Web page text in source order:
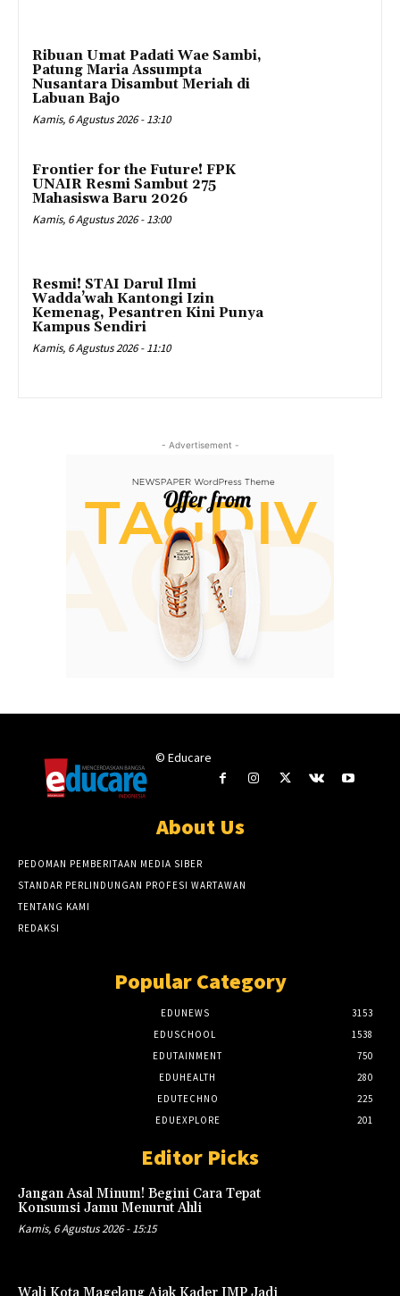
Ribuan Umat Padati Wae Sambi,
Patung Maria Assumpta
Nusantara Disambut Meriah di
Labuan Bajo
Kamis, 6 Agustus 2026 - 13:10
Frontier for the Future! FPK
UNAIR Resmi Sambut 275
Mahasiswa Baru 2026
Kamis, 6 Agustus 2026 - 13:00
Resmi! STAI Darul Ilmi
Wadda’wah Kantongi Izin
Kemenag, Pesantren Kini Punya
Kampus Sendiri
Kamis, 6 Agustus 2026 - 11:10
- Advertisement -
© Educare
About Us
PEDOMAN PEMBERITAAN MEDIA SIBER
STANDAR PERLINDUNGAN PROFESI WARTAWAN
TENTANG KAMI
REDAKSI
Popular Category
EDUNEWS
3153
EDUSCHOOL
1538
EDUTAINMENT
750
EDUHEALTH
280
EDUTECHNO
225
EDUEXPLORE
201
Editor Picks
Jangan Asal Minum! Begini Cara Tepat
Konsumsi Jamu Menurut Ahli
Kamis, 6 Agustus 2026 - 15:15